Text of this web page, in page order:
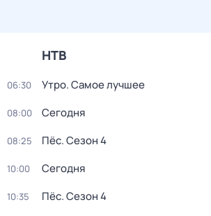
НТВ
06:30 Утро. Самое лучшее
08:00 Сегодня
08:25 Пёс. Сезон 4
10:00 Сегодня
10:35 Пёс. Сезон 4